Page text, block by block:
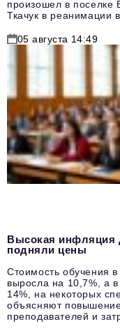
произошел в поселке
Ткачук в реанимации
05 августа 14:49
Высокая инфляция
подняли цены
Стоимость обучения в
выросла на 10,7%, а в
14%, на некоторых
объясняют
преподавателей и